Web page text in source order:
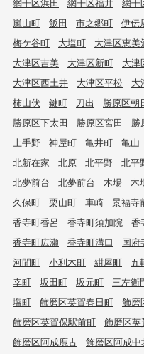
網干区浜田 網干区福井 網干
嵐山町
飯田 市之郷町 伊伝
梅ケ谷町
大塩町 大津区恵美
大津区吉美
大津区新町 大津
大津区西土井
大津区平松 大
柿山伏
鍵町 刀出 勝原区朝
勝原区下太田
勝原区宮田 勝
上手野
神屋町 亀井町 亀山
北新在家
北原 北平野 北平
北夢前台
北夢前台 木場 木
久保町
栗山町 車崎 景福寺
香寺町香呂
香寺町須加院 香
香寺町広瀬
香寺町溝口 国府
河間町
小利木町 紺屋町 五
幸町
坂田町 坂元町 三左衛
塩町
飾磨区英賀春日町 飾磨
飾磨区英賀保駅前町
飾磨区英
飾磨区阿成鹿古
飾磨区阿成中